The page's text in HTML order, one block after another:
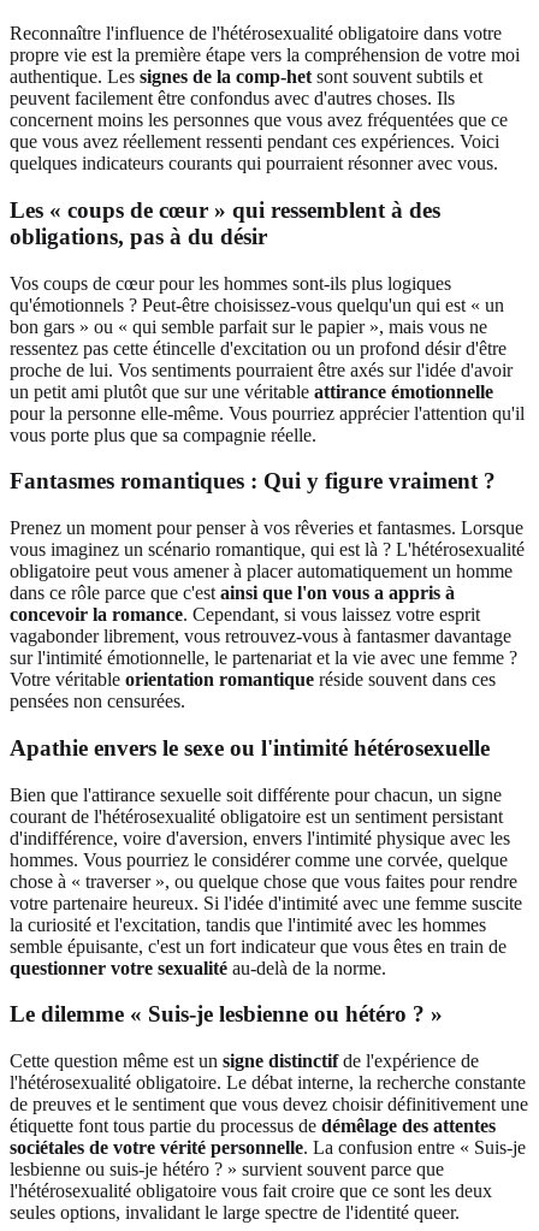
Reconnaître l'influence de l'hétérosexualité obligatoire dans votre
propre vie est la première étape vers la compréhension de votre moi
authentique. Les signes de la comp-het sont souvent subtils et
peuvent facilement être confondus avec d'autres choses. Ils
concernent moins les personnes que vous avez fréquentées que ce
que vous avez réellement ressenti pendant ces expériences. Voici
quelques indicateurs courants qui pourraient résonner avec vous.
Les « coups de cœur » qui ressemblent à des
obligations, pas à du désir
Vos coups de cœur pour les hommes sont-ils plus logiques
qu'émotionnels ? Peut-être choisissez-vous quelqu'un qui est « un
bon gars » ou « qui semble parfait sur le papier », mais vous ne
ressentez pas cette étincelle d'excitation ou un profond désir d'être
proche de lui. Vos sentiments pourraient être axés sur l'idée d'avoir
un petit ami plutôt que sur une véritable attirance émotionnelle
pour la personne elle-même. Vous pourriez apprécier l'attention qu'il
vous porte plus que sa compagnie réelle.
Fantasmes romantiques : Qui y figure vraiment ?
Prenez un moment pour penser à vos rêveries et fantasmes. Lorsque
vous imaginez un scénario romantique, qui est là ? L'hétérosexualité
obligatoire peut vous amener à placer automatiquement un homme
dans ce rôle parce que c'est ainsi que l'on vous a appris à
concevoir la romance. Cependant, si vous laissez votre esprit
vagabonder librement, vous retrouvez-vous à fantasmer davantage
sur l'intimité émotionnelle, le partenariat et la vie avec une femme ?
Votre véritable orientation romantique réside souvent dans ces
pensées non censurées.
Apathie envers le sexe ou l'intimité hétérosexuelle
Bien que l'attirance sexuelle soit différente pour chacun, un signe
courant de l'hétérosexualité obligatoire est un sentiment persistant
d'indifférence, voire d'aversion, envers l'intimité physique avec les
hommes. Vous pourriez le considérer comme une corvée, quelque
chose à « traverser », ou quelque chose que vous faites pour rendre
votre partenaire heureux. Si l'idée d'intimité avec une femme suscite
la curiosité et l'excitation, tandis que l'intimité avec les hommes
semble épuisante, c'est un fort indicateur que vous êtes en train de
questionner votre sexualité au-delà de la norme.
Le dilemme « Suis-je lesbienne ou hétéro ? »
Cette question même est un signe distinctifde l'expérience de
l'hétérosexualité obligatoire. Le débat interne, la recherche constante
de preuves et le sentiment que vous devez choisir définitivement une
étiquette font tous partie du processus de démêlage des attentes
sociétales de votre vérité personnelle. La confusion entre « Suis-je
lesbienne ou suis-je hétéro ? » survient souvent parce que
l'hétérosexualité obligatoire vous fait croire que ce sont les deux
seules options, invalidant le large spectre de l'identité queer.